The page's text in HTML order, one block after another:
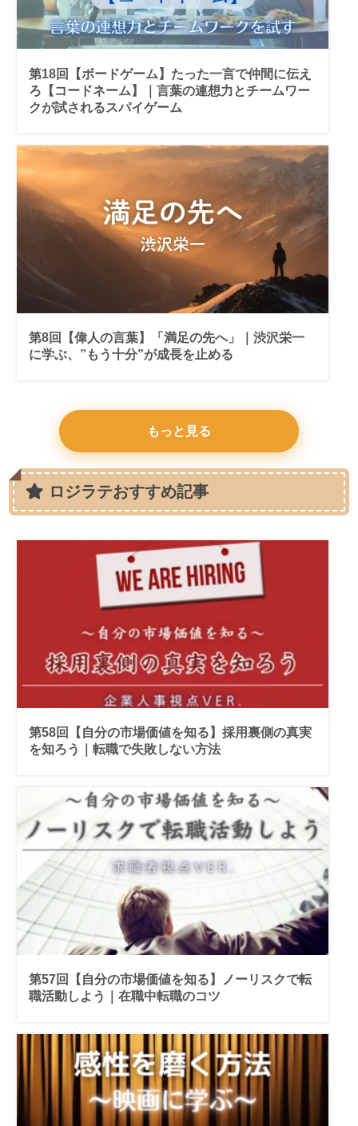
第18回【ボードゲーム】たった一言で仲間に伝え
ろ【コードネーム】｜言葉の連想力とチームワー
クが試されるスパイゲーム
第8回【偉人の言葉】「満足の先へ」｜渋沢栄一
に学ぶ、”もう十分”が成長を止める
もっと見る
ロジラテおすすめ記事
第58回【自分の市場価値を知る】採用裏側の真実
を知ろう｜転職で失敗しない方法
第57回【自分の市場価値を知る】ノーリスクで転
職活動しよう｜在職中転職のコツ